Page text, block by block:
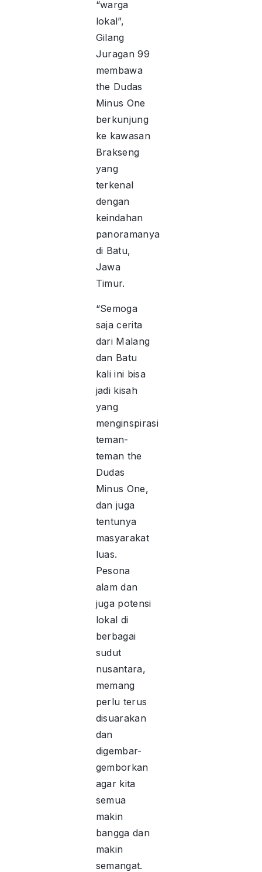
“warga
lokal”,
Gilang
Juragan 99
membawa
the Dudas
Minus One
berkunjung
ke kawasan
Brakseng
yang
terkenal
dengan
keindahan
panoramanya
di Batu,
Jawa
Timur.
“Semoga
saja cerita
dari Malang
dan Batu
kali ini bisa
jadi kisah
yang
menginspirasi
teman-
teman the
Dudas
Minus One,
dan juga
tentunya
masyarakat
luas.
Pesona
alam dan
juga potensi
lokal di
berbagai
sudut
nusantara,
memang
perlu terus
disuarakan
dan
digembar-
gemborkan
agar kita
semua
makin
bangga dan
makin
semangat.